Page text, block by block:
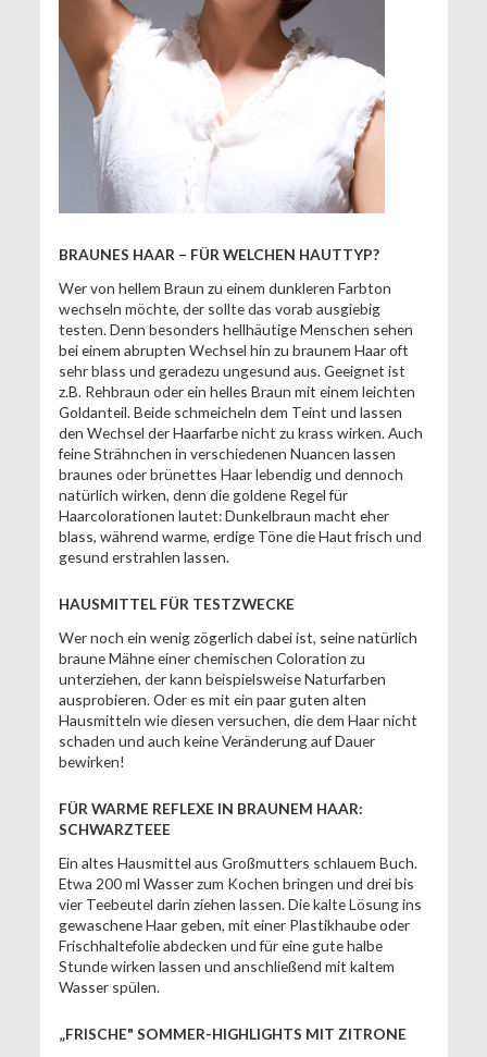
BRAUNES HAAR – FÜR WELCHEN HAUTTYP?
Wer von hellem Braun zu einem dunkleren Farbton
wechseln möchte, der sollte das vorab ausgiebig
testen. Denn besonders hellhäutige Menschen sehen
bei einem abrupten Wechsel hin zu braunem Haar oft
sehr blass und geradezu ungesund aus. Geeignet ist
z.B. Rehbraun oder ein helles Braun mit einem leichten
Goldanteil. Beide schmeicheln dem Teint und lassen
den Wechsel der Haarfarbe nicht zu krass wirken. Auch
feine Strähnchen in verschiedenen Nuancen lassen
braunes oder brünettes Haar lebendig und dennoch
natürlich wirken, denn die goldene Regel für
Haarcolorationen lautet: Dunkelbraun macht eher
blass, während warme, erdige Töne die Haut frisch und
gesund erstrahlen lassen.
HAUSMITTEL FÜR TESTZWECKE
Wer noch ein wenig zögerlich dabei ist, seine natürlich
braune Mähne einer chemischen Coloration zu
unterziehen, der kann beispielsweise Naturfarben
ausprobieren. Oder es mit ein paar guten alten
Hausmitteln wie diesen versuchen, die dem Haar nicht
schaden und auch keine Veränderung auf Dauer
bewirken!
FÜR WARME REFLEXE IN BRAUNEM HAAR:
SCHWARZTEEE
Ein altes Hausmittel aus Großmutters schlauem Buch.
Etwa 200 ml Wasser zum Kochen bringen und drei bis
vier Teebeutel darin ziehen lassen. Die kalte Lösung ins
gewaschene Haar geben, mit einer Plastikhaube oder
Frischhaltefolie abdecken und für eine gute halbe
Stunde wirken lassen und anschließend mit kaltem
Wasser spülen.
„FRISCHE" SOMMER-HIGHLIGHTS MIT ZITRONE